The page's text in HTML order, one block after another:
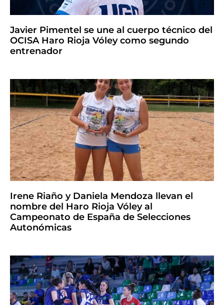
Javier Pimentel se une al cuerpo técnico del
OCISA Haro Rioja Vóley como segundo
entrenador
Irene Riaño y Daniela Mendoza llevan el
nombre del Haro Rioja Vóley al
Campeonato de España de Selecciones
Autonómicas